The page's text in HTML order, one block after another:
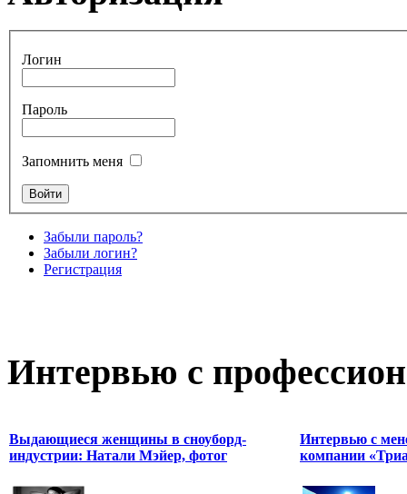
Логин
Пароль
Запомнить меня
Забыли пароль?
Забыли логин?
Регистрация
Интервью с
Выдающиеся женщины в сноуборд-
индустрии: Натали Мэйер, фотог
Интервью с
компании